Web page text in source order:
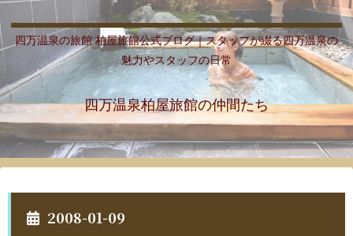
四万温泉の旅館 柏屋旅館公式ブログ｜スタッフが綴る四万温泉の
魅力やスタッフの日常
四万温泉柏屋旅館の仲間たち
2008-01-09